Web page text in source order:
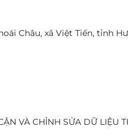
Châu, xã Việt Tiến, tỉnh
VÀ CHỈNH SỬA DỮ LIỆU